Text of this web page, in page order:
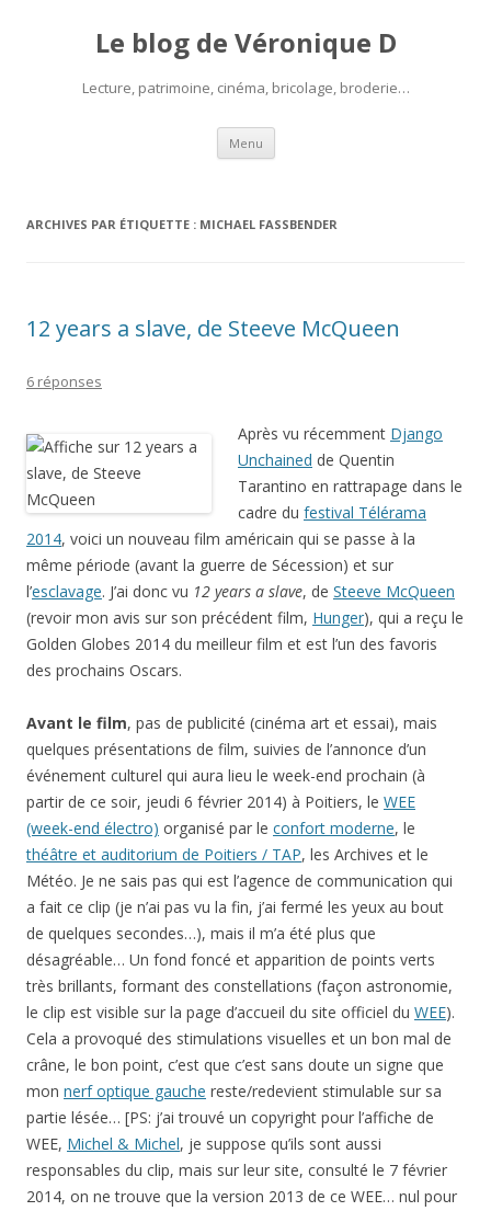
Le blog de Véronique D
Lecture, patrimoine, cinéma, bricolage, broderie…
Menu Aller
contenu
ARCHIVES PAR ÉTIQUETTE : MICHAEL FASSBENDER
12 years a slave, de Steeve McQueen
6 réponses
Après vu récemment Django
Unchained de Quentin
Tarantino en rattrapage dans le
cadre du festival Télérama
2014, voici un nouveau film américain qui se passe à la
même période (avant la guerre de Sécession) et sur
l’esclavage. J’ai donc vu 12 years a slave, de Steeve McQueen
(revoir mon avis sur son précédent film, Hunger), qui a reçu le
Golden Globes 2014 du meilleur film et est l’un des favoris
des prochains Oscars.
Avant le film, pas de publicité (cinéma art et essai), mais
quelques présentations de film, suivies de l’annonce d’un
événement culturel qui aura lieu le week-end prochain (à
partir de ce soir, jeudi 6 février 2014) à Poitiers, le WEE
(week-end électro) organisé par le confort moderne, le
théâtre et auditorium de Poitiers / TAP, les Archives et le
Météo. Je ne sais pas qui est l’agence de communication qui
a fait ce clip (je n’ai pas vu la fin, j’ai fermé les yeux au bout
de quelques secondes…), mais il m’a été plus que
désagréable… Un fond foncé et apparition de points verts
très brillants, formant des constellations (façon astronomie,
le clip est visible sur la page d’accueil du site officiel du WEE).
Cela a provoqué des stimulations visuelles et un bon mal de
crâne, le bon point, c’est que c’est sans doute un signe que
mon nerf optique gauche reste/redevient stimulable sur sa
partie lésée… [PS: j’ai trouvé un copyright pour l’affiche de
WEE, Michel & Michel, je suppose qu’ils sont aussi
responsables du clip, mais sur leur site, consulté le 7 février
2014, on ne trouve que la version 2013 de ce WEE… nul pour